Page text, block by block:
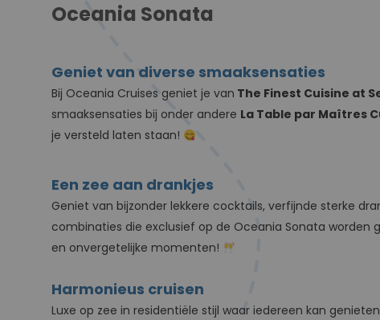
Oceania Sonata
Geniet van diverse smaaksensaties
Bij Oceania Cruises geniet je van The Finest Cuisine at
smaaksensaties bij onder andere La Table par Maîtres
je versteld laten staan!
Een zee aan drankjes
Geniet van bijzonder lekkere cocktails, verfijnde sterke
combinaties die exclusief op de Oceania Sonata worden
en onvergetelijke momenten!
Harmonieus cruisen
Luxe op zee in residentiële stijl waar iedereen kan